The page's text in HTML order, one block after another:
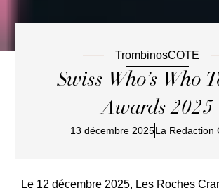
TrombinosCOTE
Swiss Who’s Who
Awards 2025
13 décembre 2025La Redaction
Le 12 décembre 2025, Les Roches